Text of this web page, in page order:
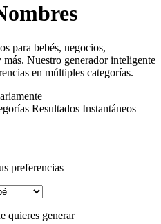
para bebés, negocios,
Nuestro generador inteligente
en múltiples categorías.
Resultados Instantáneos
preferencias
quieres generar